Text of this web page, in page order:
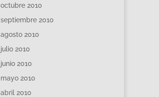
octubre 2010
septiembre 2010
agosto 2010
julio 2010
junio 2010
mayo 2010
abril 2010